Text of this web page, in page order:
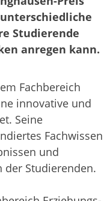
Studierende
anregen kann.
Fachbereich
innovative und
Seine
Fachwissen
und
der Studierenden.